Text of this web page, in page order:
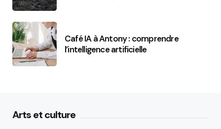
Café IA à Antony : comprendre
l’intelligence artificielle
Arts et culture